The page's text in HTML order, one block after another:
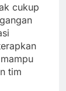
cukup
tim